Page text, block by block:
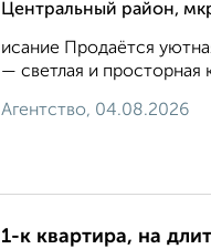
Центральный район,
исание Пpoдaётся
— cвeтлaя и простopнaя
Агентство, 04.08.2026
1-к квартира, на